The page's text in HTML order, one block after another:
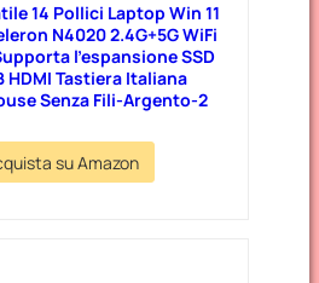
14 Pollici Laptop Win 11
N4020 2.4G+5G WiFi
l’espansione SSD
HDMI Tastiera Italiana
Senza Fili-Argento-2
su Amazon